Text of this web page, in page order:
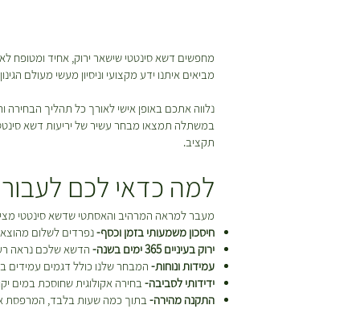
מחפשים דשא סינטטי שישאר ירוק, אחיד ומטופח
מביאים איתנו ידע מקצועי וניסיון מעשי מעולם
נלווה אתכם באופן אישי לאורך כל תהליך
במשתלה תמצאו מבחר עשיר של יריעות דשא סינטטי
תקציב.
למה כדאי לכם
מעבר למראה המרהיב והאסתטי שדשא סינטטי
חיסכון משמעותי בזמן וכסף-נפרדים לשלום
ירוק בעיניים 365 ימים בשנה-
הדשא שלכם נראה
עמידות ונוחות- המבחר שלנו כולל דגמים עמידים
ידידותי לסביבה-בחירה אקולוגית שחוסכת במים
התקנה מהירה-בתוך כמה שעות בלבד, המרפסת או